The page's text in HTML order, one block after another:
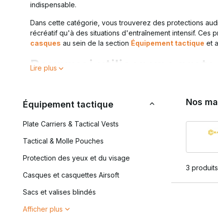
indispensable.
Dans cette catégorie, vous trouverez des protections
récréatif qu'à des situations d'entraînement intensif. Ces
casques au sein de la section Équipement tactique et
Pourquoi utiliser une
bruits ambiants audibles.
Les principaux avantages :
Protection contre les niveaux sonores nocifs
Confort accru lors d'une utilisation prolongée
Adapté aux stands de tir intérieurs et extérieurs
Meilleure concentration pendant l'entraînement et
Une protection auditive de qualité est indispensable, en
Protection auditive active
Lire plus
Équipement tactique
Plate Carriers & Tactical Vests
Tactical & Molle Pouches
Protection des yeux et du visage
Casques et casquettes Airsoft
Sacs et valises blindés
Afficher plus
Nos
3 produits